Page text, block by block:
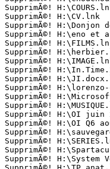
SupprimÃ©!
SupprimÃ©! H:\CV.lnk
SupprimÃ©! H:\Donjon
SupprimÃ©! H:\eno et
SupprimÃ©!
SupprimÃ©!
SupprimÃ©!
SupprimÃ©!
SupprimÃ©!
SupprimÃ©!
SupprimÃ©!
SupprimÃ©!
SupprimÃ©! H:\OI juin
SupprimÃ©! H:\OI Q6
SupprimÃ©!
SupprimÃ©!
SupprimÃ©!
SupprimÃ©! H:\System